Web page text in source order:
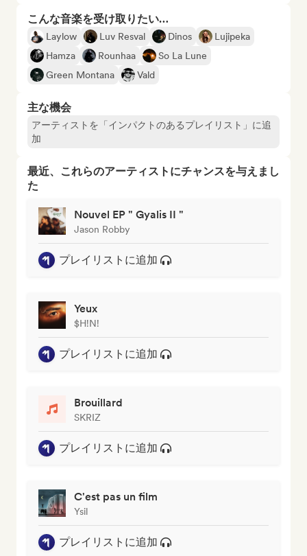
こんな音楽を受け取りたい…
Laylow Luv Resval Dinos
Lujipeka
Hamza
Rounhaa
So La Lune
Green Montana
Vald
主な機会
アーティストを「インパクトのあるプレイリスト」に追
加
最近、これらのアーティストにチャンスを与えまし
た
Nouvel EP " Gyalis II "
Jason Robby
プレイリストに追加
Yeux
$H!N!
プレイリストに追加
Brouillard
SKRIZ
プレイリストに追加
C'est pas un film
Ysil
プレイリストに追加